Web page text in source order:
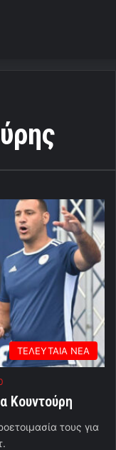
ΤΕΛΕΥΤΑΙΑ ΝΕΑ
Κουντούρη
τους για